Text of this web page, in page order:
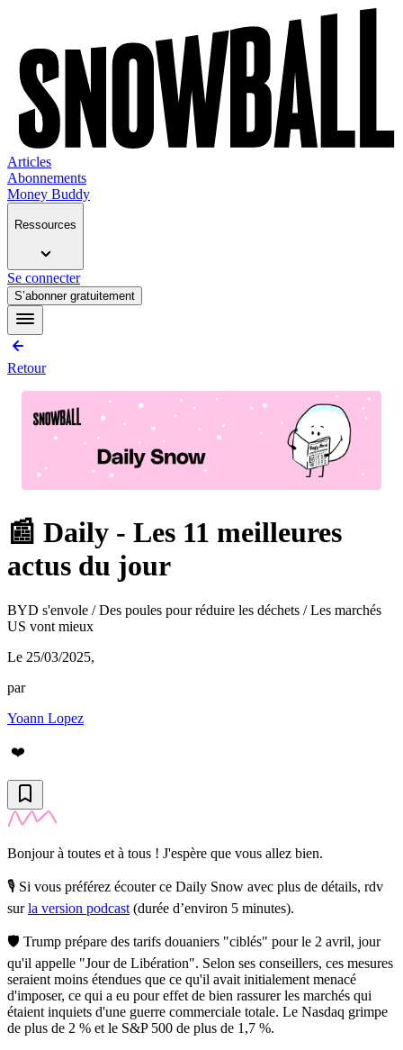
Articles
Abonnements
Money Buddy
Ressources
Se connecter
S’abonner gratuitement
Retour
📰 Daily - Les 11 meilleures
actus du jour
BYD s'envole / Des poules pour réduire les déchets / Les marchés
US vont mieux
Le 25/03/2025,
par
Yoann Lopez
❤️
Bonjour à toutes et à tous ! J'espère que vous allez bien.
🎙️ Si vous préférez écouter ce Daily Snow avec plus de détails, rdv
surla version podcast (durée d’environ 5 minutes).
🛡️ Trump prépare des tarifs douaniers "ciblés" pour le 2 avril, jour
qu'il appelle "Jour de Libération". Selon ses conseillers, ces mesures
seraient moins étendues que ce qu'il avait initialement menacé
d'imposer, ce qui a eu pour effet de bien rassurer les marchés qui
étaient inquiets d'une guerre commerciale totale. Le Nasdaq grimpe
de plus de 2 % et le S&P 500 de plus de 1,7 %.